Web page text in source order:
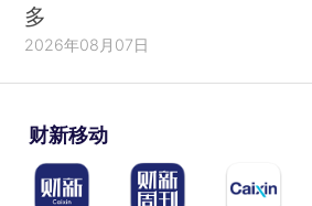
多
2026年08月07日
财新移动